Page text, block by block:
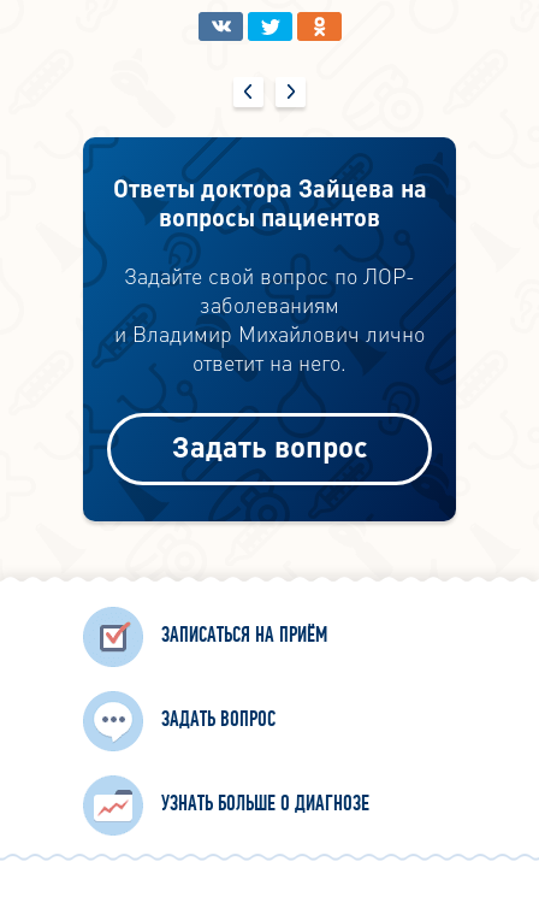
Ответы доктора Зайцева на
вопросы пациентов
Задайте свой вопрос по ЛОР-
заболеваниям
и Владимир Михайлович лично
ответит на него.
Задать вопрос
ЗАПИСАТЬСЯ НА ПРИЁМ
ЗАДАТЬ ВОПРОС
УЗНАТЬ БОЛЬШЕ О ДИАГНОЗЕ